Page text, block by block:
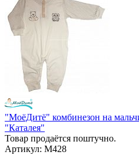
"МоёДитё" комбинезон на
"Каталея"
Товар продаётся поштучно.
Артикул: М428